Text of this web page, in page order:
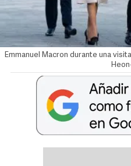
Emmanuel Macron durante una